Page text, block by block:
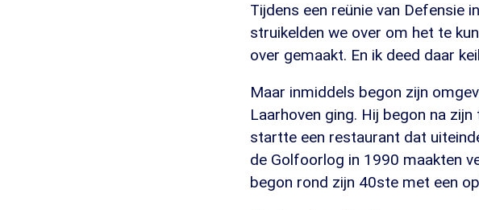
Tijdens een reünie van Defensie
struikelden we over om het te
over gemaakt. En ik deed daar
Maar inmiddels begon zijn
Laarhoven ging. Hij begon na
startte een restaurant dat
de Golfoorlog in 1990 maakten
begon rond zijn 40ste met een